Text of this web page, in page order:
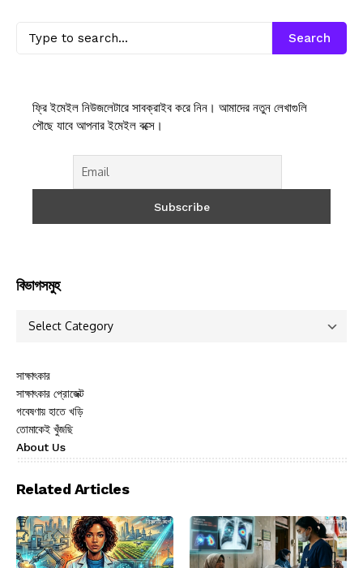
Search
ফ্রি ইমেইল নিউজলেটারে সাবক্রাইব করে নিন। আমাদের নতুন লেখাগুলি
পৌছে যাবে আপনার ইমেইল বক্সে।
বিভাগসমুহ
সাক্ষাৎকার
সাক্ষাৎকার প্রোজেক্ট
গবেষণায় হাতে খড়ি
তোমাকেই খুঁজছি
About Us
Related Articles